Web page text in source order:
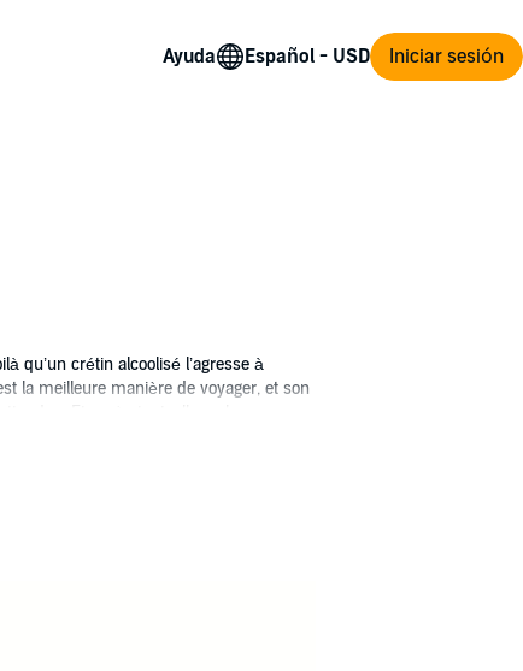
Ayuda Iniciar sesión
qu’un crétin alcoolisé l’agresse à
la meilleure manière de voyager, et son
Et après tout, elle ne le reverra